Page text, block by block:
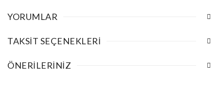
YORUMLAR
TAKSIT SEÇENEKLERI
ÖNERILERINIZ